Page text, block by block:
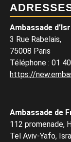
Ambassade
3 Rue Rabelais,
75008 Paris
Téléphone : 01
https://
Ambassade de
112 promenade,
Tel Aviv-Yafo,